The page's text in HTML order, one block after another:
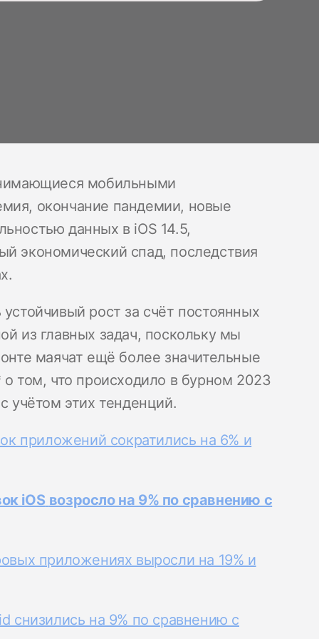
мобильными
окончание пандемии, новые
данных в iOS 14.5,
экономический спад, последствия
рост за счёт постоянных
из главных задач, поскольку мы
маячат ещё более значительные
том, что происходило в бурном 2023
учётом этих тенденций.
приложений сократились на 6% и
iOS возросло на 9% по сравнению с
приложениях выросли на 19% и
снизились на 9% по сравнению с